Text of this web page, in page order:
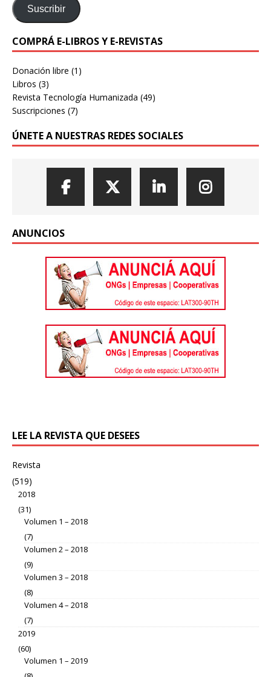
Suscribir
COMPRÁ E-LIBROS Y E-REVISTAS
Donación libre (1)
Libros (3)
Revista Tecnología Humanizada (49)
Suscripciones (7)
ÚNETE A NUESTRAS REDES SOCIALES
ANUNCIOS
LEE LA REVISTA QUE DESEES
Revista
(519)
2018
(31)
Volumen 1 – 2018
(7)
Volumen 2 – 2018
(9)
Volumen 3 – 2018
(8)
Volumen 4 – 2018
(7)
2019
(60)
Volumen 1 – 2019